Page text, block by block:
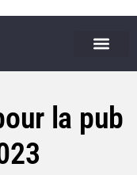
la pub